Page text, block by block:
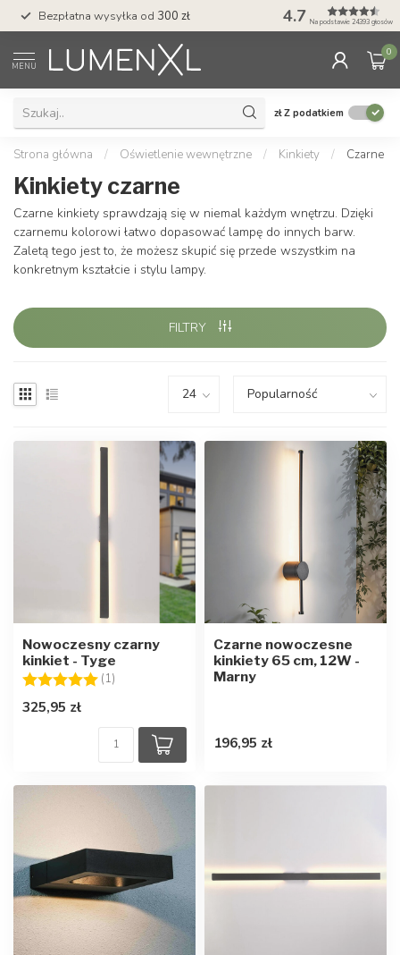
Bezpłatna wysyłka od 300 zł Profesjonalna
4.7 Na podstawie 24393 głosów
MENU
0
złZ podatkiem
Strona główna / Oświetlenie wewnętrzne / Kinkiety / Czarne
Kinkiety czarne
Czarne kinkiety sprawdzają się w niemal każdym wnętrzu. Dzięki
czarnemu kolorowi łatwo dopasować lampę do innych barw.
Zaletą tego jest to, że możesz skupić się przede wszystkim na
konkretnym kształcie i stylu lampy.
FILTRY
Nowoczesny czarny
kinkiet - Tyge
Ocena:
(1) 5.0 na 5 gwiazdek
325,95 zł
Czarne nowoczesne
kinkiety 65 cm, 12W -
Marny
196,95 zł